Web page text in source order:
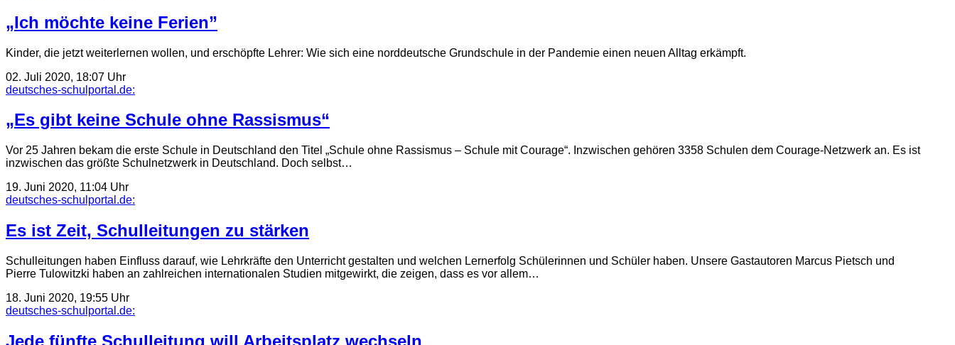
„Ich möchte keine Ferien”
Kinder, die jetzt weiterlernen wollen, und erschöpfte Lehrer: Wie sich eine norddeutsche Grundschule in der Pandemie einen neuen Alltag erkämpft.
02. Juli 2020, 18:07 Uhr
deutsches-schulportal.de:
„Es gibt keine Schule ohne Rassismus“
Vor 25 Jahren bekam die erste Schule in Deutschland den Titel „Schule ohne Rassismus – Schule mit Courage“. Inzwischen gehören 3358 Schulen dem Courage-Netzwerk an. Es ist
inzwischen das größte Schulnetzwerk in Deutschland. Doch selbst…
19. Juni 2020, 11:04 Uhr
deutsches-schulportal.de:
Es ist Zeit, Schulleitungen zu stärken
Schulleitungen haben Einfluss darauf, wie Lehrkräfte den Unterricht gestalten und welchen Lernerfolg Schülerinnen und Schüler haben. Unsere Gastautoren Marcus Pietsch und
Pierre Tulowitzki haben an zahlreichen internationalen Studien mitgewirkt, die zeigen, dass es vor allem…
18. Juni 2020, 19:55 Uhr
deutsches-schulportal.de:
Jede fünfte Schulleitung will Arbeitsplatz wechseln